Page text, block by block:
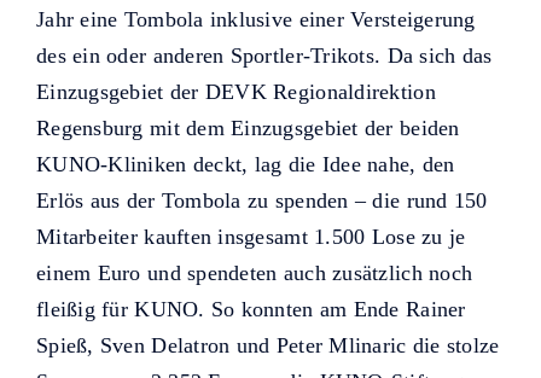
Jahr eine Tombola inklusive einer Versteigerung
des ein oder anderen Sportler-Trikots. Da sich das
Einzugsgebiet der DEVK Regionaldirektion
Regensburg mit dem Einzugsgebiet der beiden
KUNO-Kliniken deckt, lag die Idee nahe, den
Erlös aus der Tombola zu spenden – die rund 150
Mitarbeiter kauften insgesamt 1.500 Lose zu je
einem Euro und spendeten auch zusätzlich noch
fleißig für KUNO. So konnten am Ende Rainer
Spieß, Sven Delatron und Peter Mlinaric die stolze